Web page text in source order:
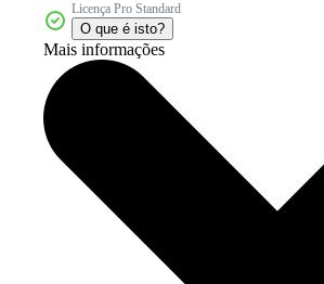
Licença Pro Standard
O que é isto?
Mais informações